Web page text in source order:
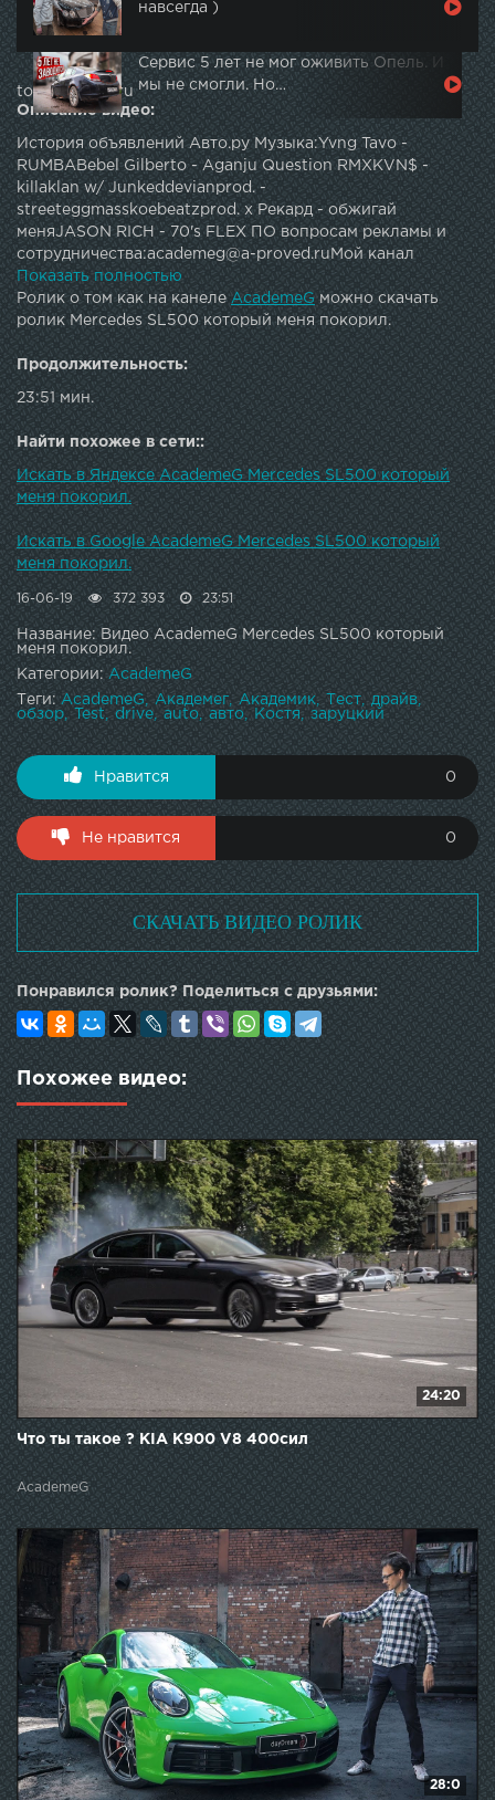
навсегда )
Сервис 5 лет не мог оживить Опель. И
мы не смогли. Но…
topautotube.ru
Описание видео:
История объявлений Авто.ру Музыка:Yvng Tavo -
RUMBABebel Gilberto - Aganju Question RMXKVN$ -
killaklan w/ Junkeddevianprod. -
streeteggmasskoebeatzprod. x Рекард - обжигай
меняJASON RICH - 70's FLEX ПО вопросам рекламы и
сотрудничества:academeg@a-proved.ruМой канал
стримов: Instagram: Вконтакт: AcademeG тру ориджинал
групп: Фтарой канал: Сувениры Academeg Store:
Автохимия A-PROVED:
Показать полностью
Ролик о том как на канелеAcademeG можно скачать
ролик Mercedes SL500 который меня покорил.
Продолжительность:
23:51 мин.
Найти похожее в сети::
Искать в Яндексе AcademeG Mercedes SL500 который
меня покорил.
Искать в Google AcademeG Mercedes SL500 который
меня покорил.
16-06-19 372 393 23:51
Название: Видео AcademeG Mercedes SL500 который
меня покорил.
Категории:AcademeG
Теги:AcademeG Академег Академик Тест
драйв
обзор
Test drive auto авто Костя заруцкий
Нравится 0
Не нравится 0
СКАЧАТЬ ВИДЕО РОЛИК
Понравился ролик? Поделиться с друзьями:
Похожее видео:
24:20
Что ты такое ? KIA K900 V8 400сил
AcademeG
28:0